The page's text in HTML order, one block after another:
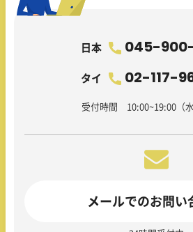
日本 045-
タイ 02-117-
受付時間 10:00~19:00（水
メールでのお問い